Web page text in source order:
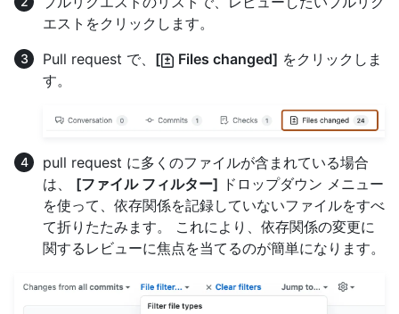
エストをクリックします。
Pull request で、 [ Files changed] をクリックしま
す。
pull request に多くのファイルが含まれている場合
は、 [ファイル フィルター] ドロップダウン メニュー
を使って、依存関係を記録していないファイルをすべ
て折りたたみます。 これにより、依存関係の変更に
関するレビューに焦点を当てるのが簡単になります。